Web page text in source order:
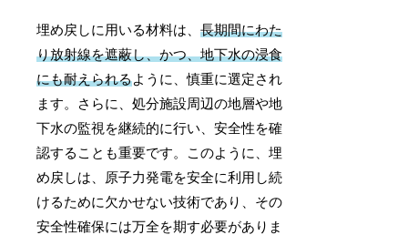
埋め戻しに用いる材料は、長期間にわた
り放射線を遮蔽し、かつ、地下水の浸食
にも耐えられるように、慎重に選定され
ます。さらに、処分施設周辺の地層や地
下水の監視を継続的に行い、安全性を確
認することも重要です。このように、埋
め戻しは、原子力発電を安全に利用し続
けるために欠かせない技術であり、その
安全性確保には万全を期す必要がありま